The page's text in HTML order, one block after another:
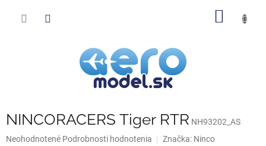
NINCORACERS Tiger RTR NH93202_AS
Priemerné
Neohodnotené Podrobnosti hodnotenia Značka: Ninco